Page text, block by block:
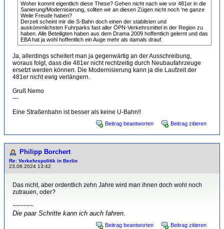
Woher kommt eigentlich diese These? Gehen nicht nach wie vor 481er in die
Sanierung/Modernisierung, sollten wir an diesen Zügen nicht noch 'ne ganze
Weile Freude haben?
Derzeit scheint mir die S-Bahn doch einen der stabilsten und
auskömmlichsten Fuhrparks fast aller ÖPN-Verkehrsmittel in der Region zu
haben. Alle Beteiligten haben aus dem Drama 2009 hoffentlich gelernt und das
EBA hat ja wohl hoffentlich ein Auge mehr als damals drauf.
Ja, allerdings scheitert man ja gegenwärtig an der Ausschreibung,
woraus folgt, dass die 481er nicht rechtzeitig durch Neubaufahrzeuge
ersetzt werden können. Die Modernisierung kann ja die Laufzeit der
481er nicht ewig verlängern.
Gruß Nemo
---
Eine Straßenbahn ist besser als keine U-Bahn!!
Beitrag beantworten Beitrag zitieren
Philipp Borchert
Re: Verkehrspolitik in Berlin
23.08.2024 13:42
Das nicht, aber ordentlich zehn Jahre wird man ihnen doch wohl noch
zutrauen, oder?
~~~~~~
Die paar Schritte kann ich auch fahren.
Beitrag beantworten Beitrag zitieren